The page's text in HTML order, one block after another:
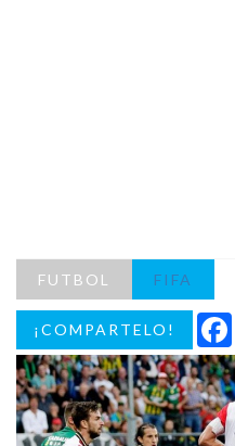
FUTBOL FIFA
¡COMPARTELO!